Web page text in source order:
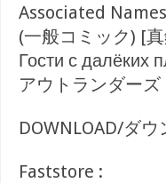
Associated Names
(一般コミック) [
Гости с далёких
アウトランダーズ
DOWNLOAD/ダウ
Faststore :